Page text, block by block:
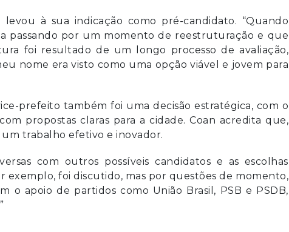
à sua indicação como pré-candidato. “Quando
passando por um momento de reestruturação e que
foi resultado de um longo processo de avaliação,
nome era visto como uma opção viável e jovem para
prefeito também foi uma decisão estratégica, com o
propostas claras para a cidade. Coan acredita que,
trabalho efetivo e inovador.
com outros possíveis candidatos e as escolhas
exemplo, foi discutido, mas por questões de momento,
o apoio de partidos como União Brasil, PSB e PSDB,